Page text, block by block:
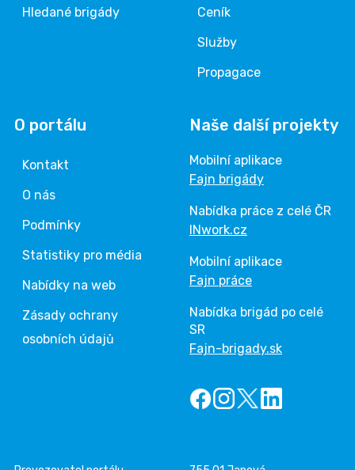
Hledané brigády
Ceník
Služby
Propagace
O portálu
Kontakt
O nás
Podmínky
Statistiky pro média
Nabídky na web
Zásady ochrany
osobních údajů
Naše další projekty
Mobilní aplikace
Fajn brigády
Nabídka práce z celé ČR
INwork.cz
Mobilní aplikace
Fajn práce
Nabídka brigád po celé
SR
Fajn-brigady.sk